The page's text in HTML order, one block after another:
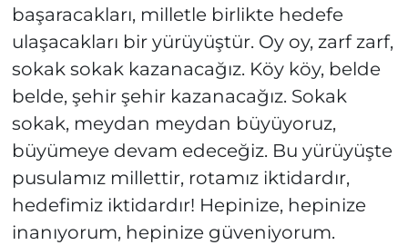
başaracakları, milletle birlikte hedefe
ulaşacakları bir yürüyüştür. Oy oy, zarf zarf,
sokak sokak kazanacağız. Köy köy, belde
belde, şehir şehir kazanacağız. Sokak
sokak, meydan meydan büyüyoruz,
büyümeye devam edeceğiz. Bu yürüyüşte
pusulamız millettir, rotamız iktidardır,
hedefimiz iktidardır! Hepinize, hepinize
inanıyorum, hepinize güveniyorum.